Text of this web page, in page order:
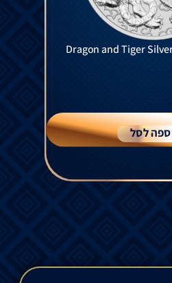
Dragon and Tiger
לסל